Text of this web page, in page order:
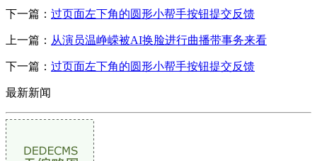
下一篇： 过页面左下角的圆形小帮手按钮提交反馈
上一篇： 从演员温峥嵘被AI换脸进行曲播带事务来看
下一篇： 过页面左下角的圆形小帮手按钮提交反馈
最新新闻